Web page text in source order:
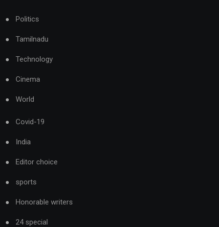
Politics
Tamilnadu
Technology
Cinema
World
Covid-19
India
Editor choice
sports
Honorable writers
24 special